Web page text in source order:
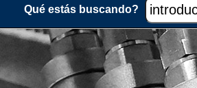
Qué estás buscando?